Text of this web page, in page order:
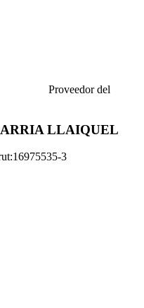
Proveedor del
LLAIQUEL
3